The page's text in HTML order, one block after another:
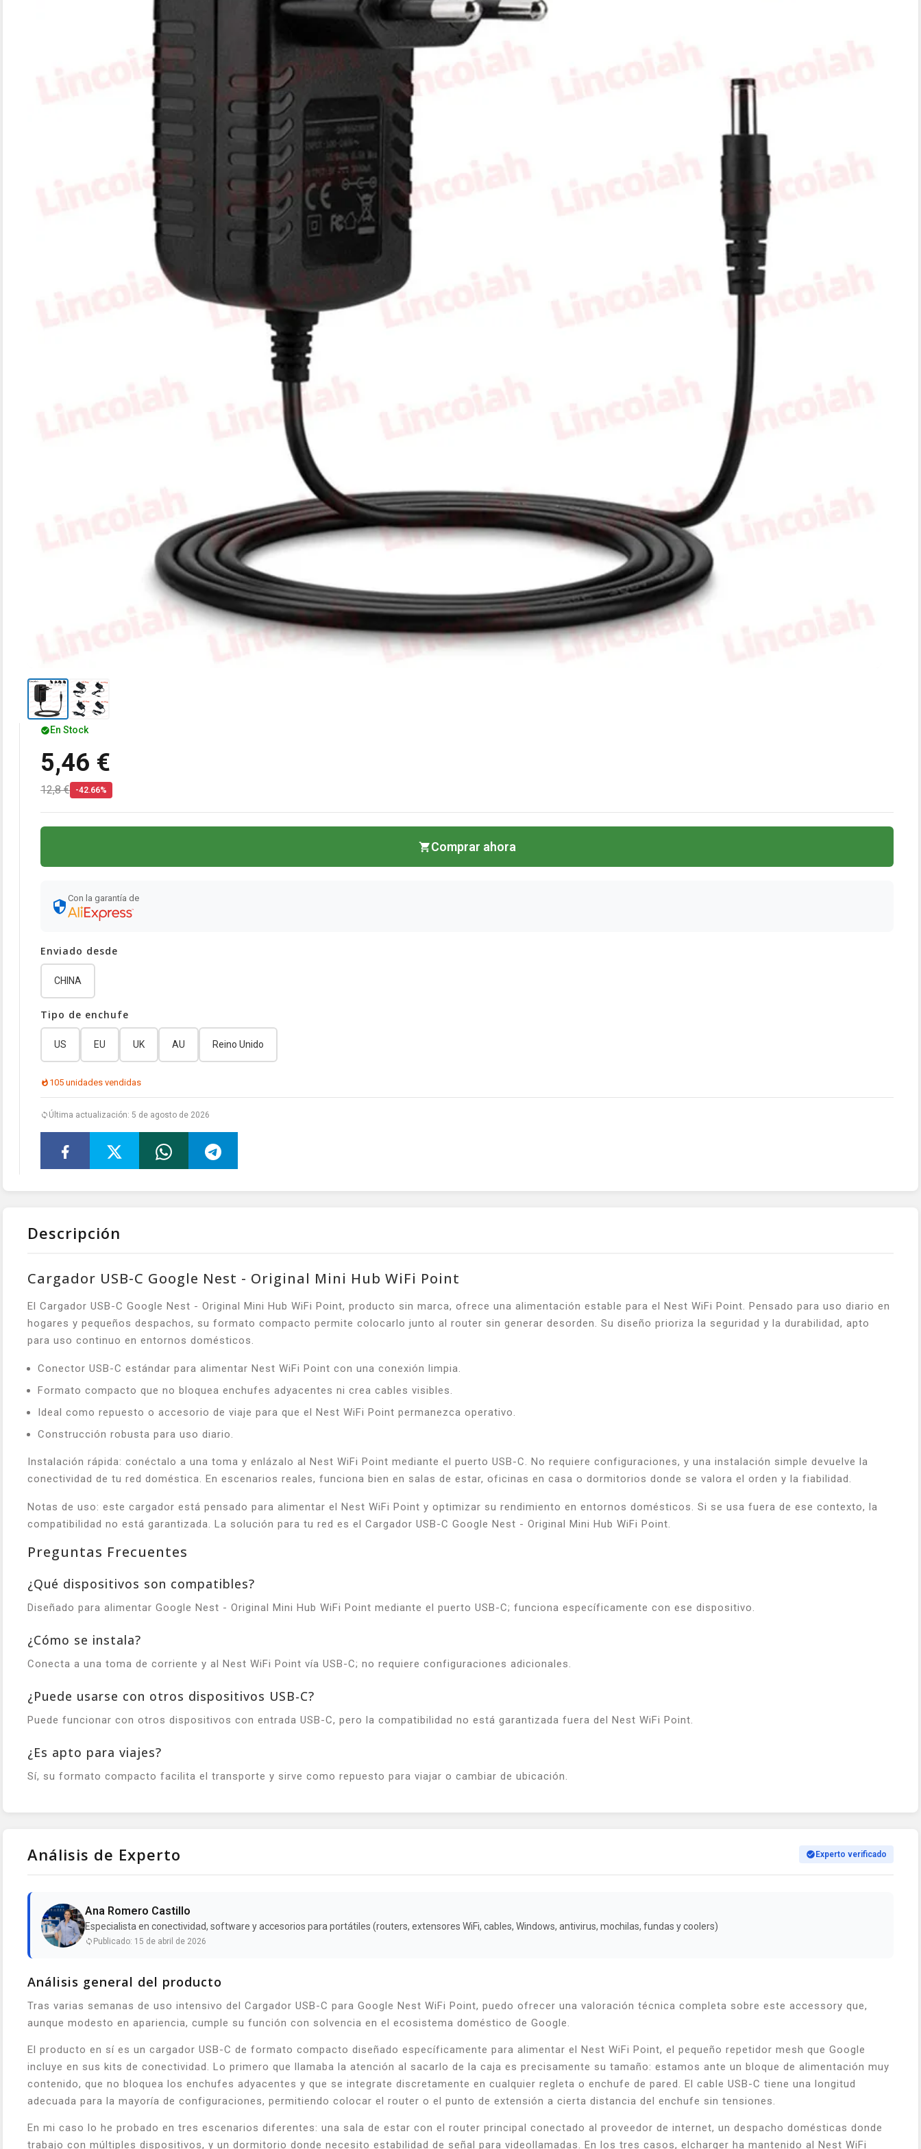
En Stock
5,46 €
12,8 € -42.66%
Comprar ahora
Con la garantía de
Enviado desde
CHINA
Tipo de enchufe
US EU UK AU Reino Unido
105 unidades vendidas
Última actualización: 5 de agosto de 2026
Descripción
Cargador USB-C Google Nest - Original Mini Hub WiFi Point
El Cargador USB-C Google Nest - Original Mini Hub WiFi Point, producto sin marca, ofrece una alimentación estable para el Nest WiFi Point. Pensado para uso diario en
hogares y pequeños despachos, su formato compacto permite colocarlo junto al router sin generar desorden. Su diseño prioriza la seguridad y la durabilidad, apto
para uso continuo en entornos domésticos.
Conector USB-C estándar para alimentar Nest WiFi Point con una conexión limpia.
Formato compacto que no bloquea enchufes adyacentes ni crea cables visibles.
Ideal como repuesto o accesorio de viaje para que el Nest WiFi Point permanezca operativo.
Construcción robusta para uso diario.
Instalación rápida: conéctalo a una toma y enlázalo al Nest WiFi Point mediante el puerto USB-C. No requiere configuraciones, y una instalación simple devuelve la
conectividad de tu red doméstica. En escenarios reales, funciona bien en salas de estar, oficinas en casa o dormitorios donde se valora el orden y la fiabilidad.
Notas de uso: este cargador está pensado para alimentar el Nest WiFi Point y optimizar su rendimiento en entornos domésticos. Si se usa fuera de ese contexto, la
compatibilidad no está garantizada. La solución para tu red es el Cargador USB-C Google Nest - Original Mini Hub WiFi Point.
Preguntas Frecuentes
¿Qué dispositivos son compatibles?
Diseñado para alimentar Google Nest - Original Mini Hub WiFi Point mediante el puerto USB-C; funciona específicamente con ese dispositivo.
¿Cómo se instala?
Conecta a una toma de corriente y al Nest WiFi Point vía USB-C; no requiere configuraciones adicionales.
¿Puede usarse con otros dispositivos USB-C?
Puede funcionar con otros dispositivos con entrada USB-C, pero la compatibilidad no está garantizada fuera del Nest WiFi Point.
¿Es apto para viajes?
Sí, su formato compacto facilita el transporte y sirve como repuesto para viajar o cambiar de ubicación.
Análisis de Experto Experto verificado
Ana Romero Castillo
Especialista en conectividad, software y accesorios para portátiles (routers, extensores WiFi, cables, Windows, antivirus, mochilas, fundas y coolers)
Publicado: 15 de abril de 2026
Análisis general del producto
Tras varias semanas de uso intensivo del Cargador USB-C para Google Nest WiFi Point, puedo ofrecer una valoración técnica completa sobre este accessory que,
aunque modesto en apariencia, cumple su función con solvencia en el ecosistema doméstico de Google.
El producto en sí es un cargador USB-C de formato compacto diseñado específicamente para alimentar el Nest WiFi Point, el pequeño repetidor mesh que Google
incluye en sus kits de conectividad. Lo primero que llamaba la atención al sacarlo de la caja es precisamente su tamaño: estamos ante un bloque de alimentación muy
contenido, que no bloquea los enchufes adyacentes y que se integrate discretamente en cualquier regleta o enchufe de pared. El cable USB-C tiene una longitud
adecuada para la mayoría de configuraciones, permitiendo colocar el router o el punto de extensión a cierta distancia del enchufe sin tensiones.
En mi caso lo he probado en tres escenarios diferentes: una sala de estar con el router principal conectado al proveedor de internet, un despacho domésticas donde
trabajo con múltiples dispositivos, y un dormitorio donde necesito estabilidad de señal para videollamadas. En los tres casos, elcharger ha mantenido al Nest WiFi